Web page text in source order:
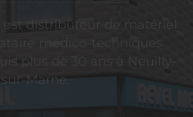
est distributeur de matériel
médico-techniques
plus de 30 ans à Neuilly-
sur-Marne.